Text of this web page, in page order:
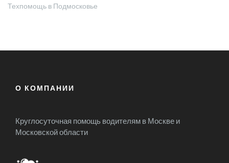
Техпомощь в Подмосковье
О КОМПАНИИ
Круглосуточная помощь водителям в Москве и
Московской области